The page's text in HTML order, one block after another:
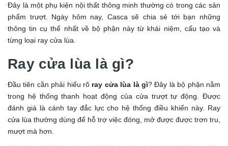
Đây là một phụ kiện nội thất thông minh thường có trong các sản
phẩm trượt. Ngày hôm nay, Casca sẽ chia sẻ tới bạn những
thông tin cụ thể nhất về bộ phận này từ khái niệm, cấu tạo và
từng loại ray cửa lùa.
Ray cửa lùa là gì?
Đầu tiên cần phải hiểu rõ ray cửa lùa là gì? Đây là bộ phận nằm
trong hệ thống thanh hoạt động của cửa trượt tự động. Được
đánh giá là cánh tay đắc lực cho hệ thống điều khiển này. Ray
cửa lùa thường dùng để hỗ trợ việc đóng, mở được được trơn tru,
mượt mà hơn.